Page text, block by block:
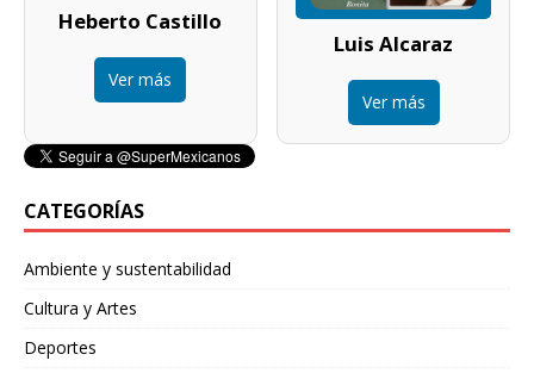
Heberto Castillo
Ver más
Luis Alcaraz
Ver más
CATEGORÍAS
Ambiente y sustentabilidad
Cultura y Artes
Deportes